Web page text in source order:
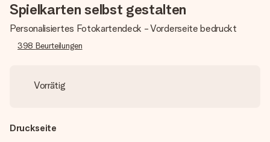
Spielkarten selbst gestalten
Personalisiertes Fotokartendeck - Vorderseite bedruckt
398 Beurteilungen
Vorrätig
Druckseite